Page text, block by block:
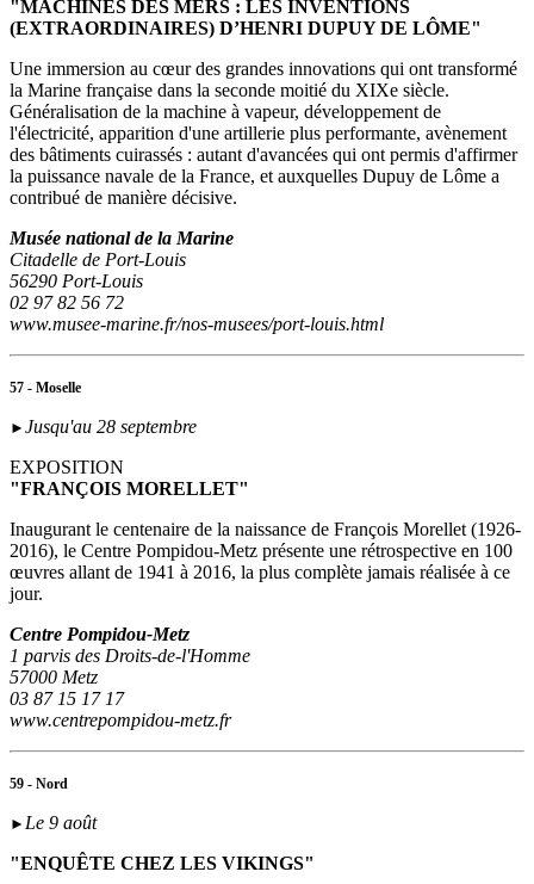
"MACHINES DES MERS : LES INVENTIONS
(EXTRAORDINAIRES) D’HENRI DUPUY DE LÔME"
Une immersion au cœur des grandes innovations qui ont transformé
la Marine française dans la seconde moitié du XIXe siècle.
Généralisation de la machine à vapeur, développement de
l'électricité, apparition d'une artillerie plus performante, avènement
des bâtiments cuirassés : autant d'avancées qui ont permis d'affirmer
la puissance navale de la France, et auxquelles Dupuy de Lôme a
contribué de manière décisive.
Musée national de la Marine
Citadelle de Port-Louis
56290 Port-Louis
02 97 82 56 72
www.musee-marine.fr/nos-musees/port-louis.html
57 - Moselle
► Jusqu'au 28 septembre
EXPOSITION
"FRANÇOIS MORELLET"
Inaugurant le centenaire de la naissance de François Morellet (1926-
2016), le Centre Pompidou-Metz présente une rétrospective en 100
œuvres allant de 1941 à 2016, la plus complète jamais réalisée à ce
jour.
Centre Pompidou-Metz
1 parvis des Droits-de-l'Homme
57000 Metz
03 87 15 17 17
www.centrepompidou-metz.fr
59 - Nord
► Le 9 août
"ENQUÊTE CHEZ LES VIKINGS"